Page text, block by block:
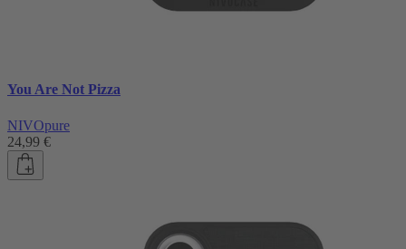
You Are Not Pizza
NIVOpure
24,99 €